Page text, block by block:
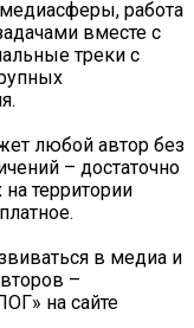
работа
вместе с
треки с
любой автор без
– достаточно
территории
в медиа и
–
на сайте